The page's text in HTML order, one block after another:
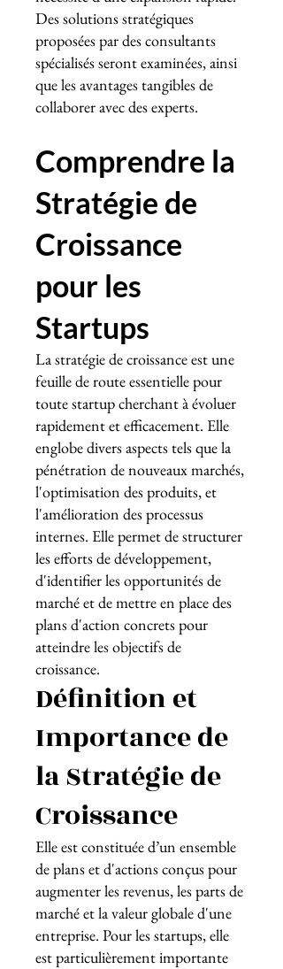
Des solutions stratégiques
proposées par des consultants
spécialisés seront examinées, ainsi
que les avantages tangibles de
collaborer avec des experts.
Comprendre la
Stratégie de
Croissance
pour les
Startups
La stratégie de croissance est une
feuille de route essentielle pour
toute startup cherchant à évoluer
rapidement et efficacement. Elle
englobe divers aspects tels que la
pénétration de nouveaux marchés,
l'optimisation des produits, et
l'amélioration des processus
internes. Elle permet de structurer
les efforts de développement,
d'identifier les opportunités de
marché et de mettre en place des
plans d'action concrets pour
atteindre les objectifs de
croissance.
Définition et
Importance de
la Stratégie de
Croissance
Elle est constituée d’un ensemble
de plans et d'actions conçus pour
augmenter les revenus, les parts de
marché et la valeur globale d'une
entreprise. Pour les startups, elle
est particulièrement importante